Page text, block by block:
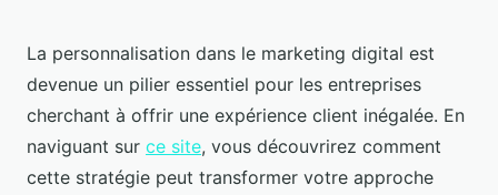
La personnalisation dans le marketing digital est
devenue un pilier essentiel pour les entreprises
cherchant à offrir une expérience client inégalée. En
naviguant sur ce site, vous découvrirez comment
cette stratégie peut transformer votre approche